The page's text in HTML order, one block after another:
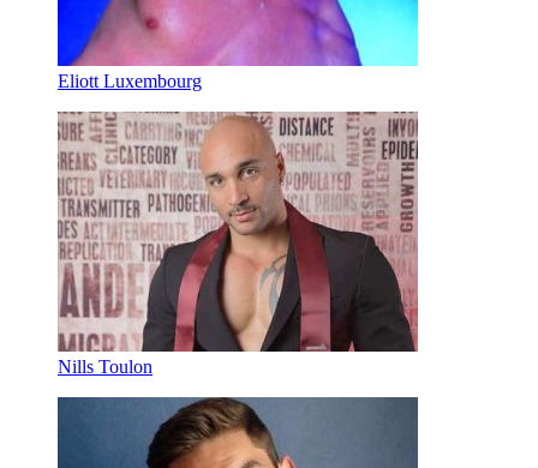
Eliott Luxembourg
Nills Toulon